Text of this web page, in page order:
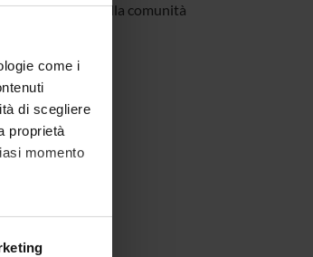
come i
di scegliere
proprietà
momento
di Verona nella comunità